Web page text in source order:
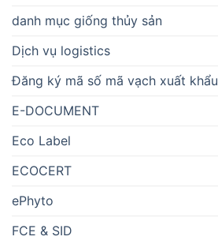
danh mục giống thủy sản
Dịch vụ logistics
Đăng ký mã số mã vạch xuất khẩu
E-DOCUMENT
Eco Label
ECOCERT
ePhyto
FCE & SID